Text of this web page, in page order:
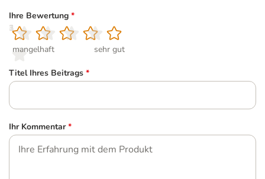
Ihre Bewertung *
1
mangelhaft
2
3
4
5
sehr gut
Titel Ihres Beitrags *
Ihr Kommentar *